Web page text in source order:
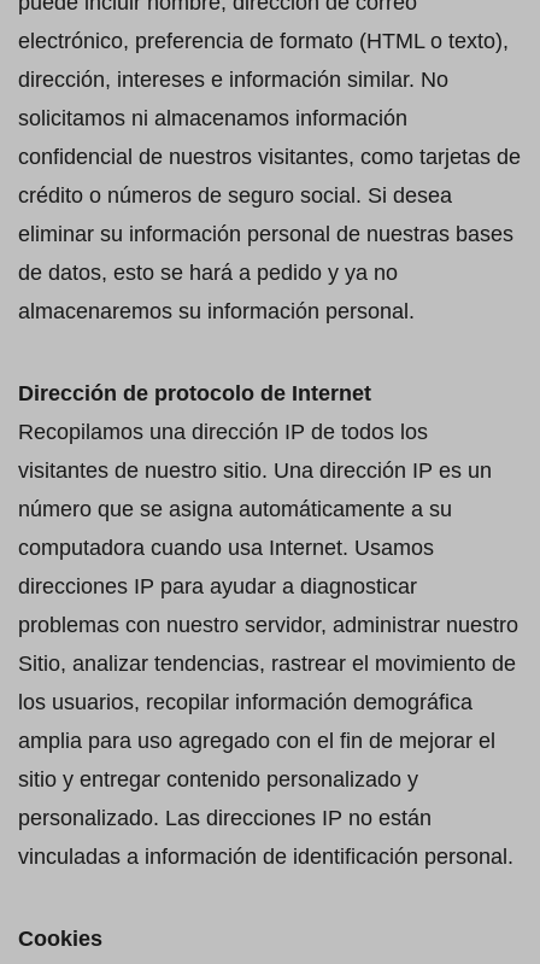
electrónico, preferencia de formato (HTML o texto),
dirección, intereses e información similar. No
solicitamos ni almacenamos información
confidencial de nuestros visitantes, como tarjetas de
crédito o números de seguro social. Si desea
eliminar su información personal de nuestras bases
de datos, esto se hará a pedido y ya no
almacenaremos su información personal.
Dirección de protocolo de Internet
Recopilamos una dirección IP de todos los
visitantes de nuestro sitio. Una dirección IP es un
número que se asigna automáticamente a su
computadora cuando usa Internet. Usamos
direcciones IP para ayudar a diagnosticar
problemas con nuestro servidor, administrar nuestro
Sitio, analizar tendencias, rastrear el movimiento de
los usuarios, recopilar información demográfica
amplia para uso agregado con el fin de mejorar el
sitio y entregar contenido personalizado y
personalizado. Las direcciones IP no están
vinculadas a información de identificación personal.
Cookies